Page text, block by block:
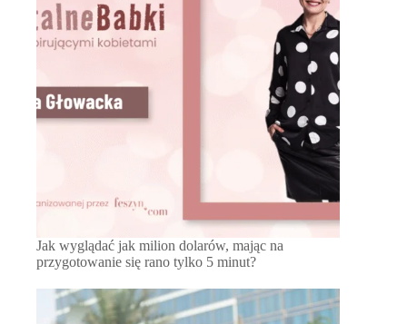
Jak wyglądać jak milion dolarów, mając na
przygotowanie się rano tylko 5 minut?